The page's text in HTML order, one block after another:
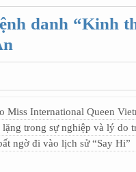
danh “Kinh
Miss International Queen
trong sự nghiệp và lý do
ngờ đi vào lịch sử “Say Hi”